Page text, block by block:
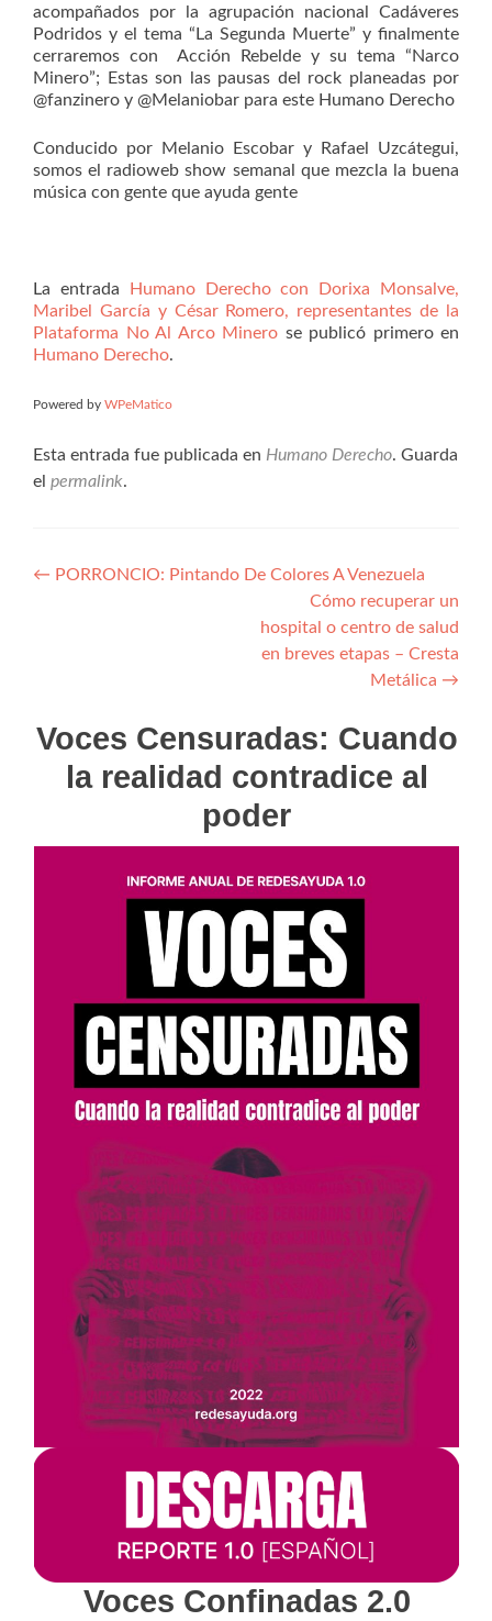
acompañados por la agrupación nacional Cadáveres
Podridos y el tema “La Segunda Muerte” y finalmente
cerraremos con Acción Rebelde y su tema “Narco
Minero”; Estas son las pausas del rock planeadas por
@fanzinero y @Melaniobar para este Humano Derecho
Conducido por Melanio Escobar y Rafael Uzcátegui,
somos el radioweb show semanal que mezcla la buena
música con gente que ayuda gente
La entrada
Humano Derecho con Dorixa Monsalve,
Maribel García y César Romero, representantes de la
Plataforma No Al Arco Minero se publicó primero en
Humano Derecho.
Powered by WPeMatico
Esta entrada fue publicada en Humano Derecho. Guarda
el permalink.
Navegación
← PORRONCIO: Pintando De Colores A Venezuela
Cómo recuperar un
hospital o centro de salud
en breves etapas – Cresta
Metálica →
Voces Censuradas: Cuando
la realidad contradice al
poder
Voces Confinadas 2.0